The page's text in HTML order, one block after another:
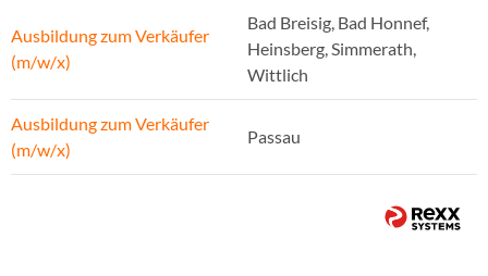
Ausbildung zum Verkäufer
(m/w/x)
Bad Breisig, Bad Honnef,
Heinsberg, Simmerath,
Wittlich
Ausbildung zum Verkäufer
(m/w/x)
Passau